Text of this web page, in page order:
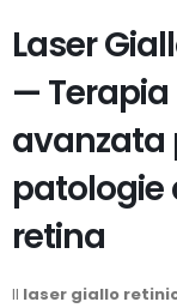
Laser
— Terapia
avanzata
patologie
retina
Il laser giallo